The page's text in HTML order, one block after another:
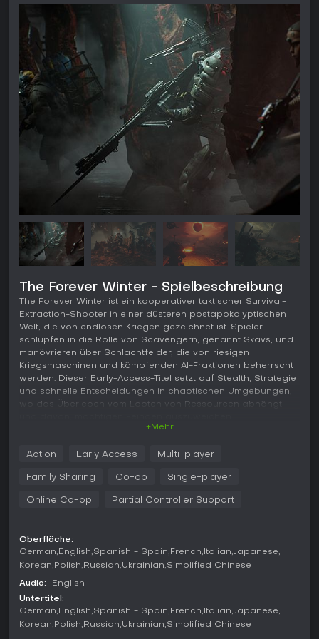
The Forever Winter - Spielbeschreibung
The Forever Winter ist ein kooperativer taktischer Survival-
Extraction-Shooter in einer düsteren postapokalyptischen
Welt, die von endlosen Kriegen gezeichnet ist. Spieler
schlüpfen in die Rolle von Scavengern, genannt Skavs, und
manövrieren über Schlachtfelder, die von riesigen
Kriegsmaschinen und kämpfenden AI-Fraktionen beherrscht
werden. Dieser Early-Access-Titel setzt auf Stealth, Strategie
und schnelle Entscheidungen in chaotischen Umgebungen,
wo das Überleben vom Looten von Ressourcen abhängt -
Im Kern von The Forever Winter geht es darum, in gefährliche
Zonen vorzustoßen, Vorräte zu sammeln und sicher zu
nutzt Köpfchen sowie Feuerkraft, um Bedrohungen zu
unvorhersehbaren Scharmützeln zwischen Fraktionen führt,
die Spieler ausnutzen oder in die Falle geraten können.
Stealth ist entscheidend, denn zu viel Aufmerksamkeit von
Einsätze in verzweifelte Kämpfe ums nackte Überleben. Das
Gunplay wirkt bedacht und taktisch, belohnt präzise
Schüsse und Positionierung statt wildem Run-and-Gun.
+Mehr
Action Early Access Multi-player
Family Sharing Co-op Single-player
Online Co-op Partial Controller Support
Oberfläche:
German English Spanish - Spain French Italian Japanese
Korean Polish Russian Ukrainian Simplified Chinese
Audio:
English
Untertitel:
German English Spanish - Spain French Italian Japanese
Korean Polish Russian Ukrainian Simplified Chinese